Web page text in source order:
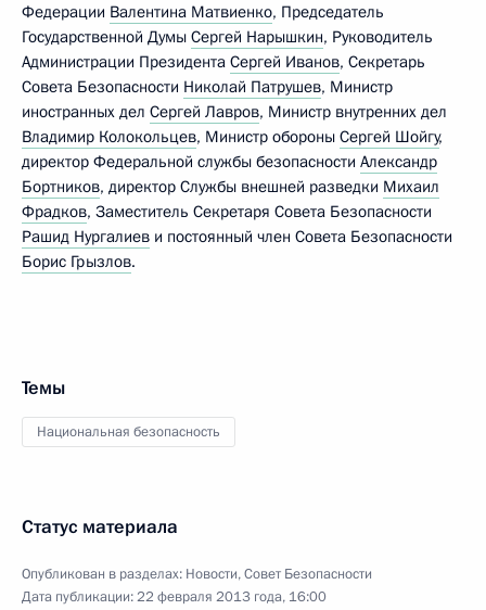
Федерации Валентина Матвиенко, Председатель
Государственной Думы Сергей Нарышкин, Руководитель
Администрации Президента Сергей Иванов, Секретарь
Совета Безопасности Николай Патрушев, Министр
иностранных дел Сергей Лавров, Министр внутренних дел
Владимир Колокольцев, Министр обороны Сергей Шойгу,
директор Федеральной службы безопасности Александр
Бортников, директор Службы внешней разведки Михаил
Фрадков, Заместитель Секретаря Совета Безопасности
Рашид Нургалиев и постоянный член Совета Безопасности
Борис Грызлов.
Темы
Национальная безопасность
Статус материала
Опубликован в разделах: Новости,Совет Безопасности
Дата публикации:22 февраля 2013 года, 16:00